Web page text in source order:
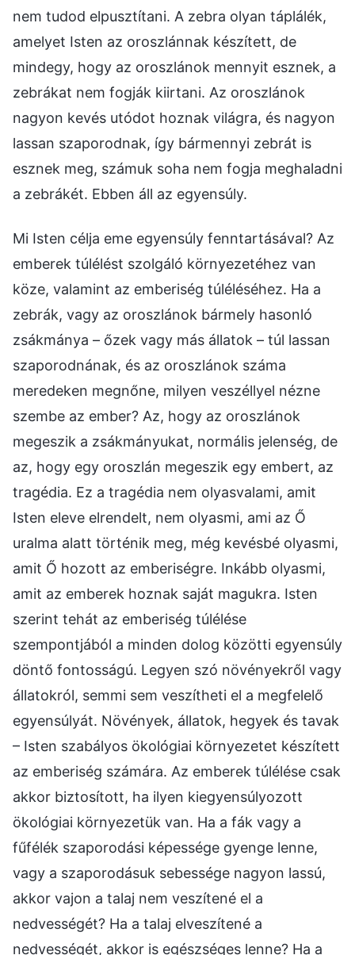
nem tudod elpusztítani. A zebra olyan táplálék,
amelyet Isten az oroszlánnak készített, de
mindegy, hogy az oroszlánok mennyit esznek, a
zebrákat nem fogják kiirtani. Az oroszlánok
nagyon kevés utódot hoznak világra, és nagyon
lassan szaporodnak, így bármennyi zebrát is
esznek meg, számuk soha nem fogja meghaladni
a zebrákét. Ebben áll az egyensúly.
Mi Isten célja eme egyensúly fenntartásával? Az
emberek túlélést szolgáló környezetéhez van
köze, valamint az emberiség túléléséhez. Ha a
zebrák, vagy az oroszlánok bármely hasonló
zsákmánya – őzek vagy más állatok – túl lassan
szaporodnának, és az oroszlánok száma
meredeken megnőne, milyen veszéllyel nézne
szembe az ember? Az, hogy az oroszlánok
megeszik a zsákmányukat, normális jelenség, de
az, hogy egy oroszlán megeszik egy embert, az
tragédia. Ez a tragédia nem olyasvalami, amit
Isten eleve elrendelt, nem olyasmi, ami az Ő
uralma alatt történik meg, még kevésbé olyasmi,
amit Ő hozott az emberiségre. Inkább olyasmi,
amit az emberek hoznak saját magukra. Isten
szerint tehát az emberiség túlélése
szempontjából a minden dolog közötti egyensúly
döntő fontosságú. Legyen szó növényekről vagy
állatokról, semmi sem veszítheti el a megfelelő
egyensúlyát. Növények, állatok, hegyek és tavak
– Isten szabályos ökológiai környezetet készített
az emberiség számára. Az emberek túlélése csak
akkor biztosított, ha ilyen kiegyensúlyozott
ökológiai környezetük van. Ha a fák vagy a
fűfélék szaporodási képessége gyenge lenne,
vagy a szaporodásuk sebessége nagyon lassú,
akkor vajon a talaj nem veszítené el a
nedvességét? Ha a talaj elveszítené a
nedvességét, akkor is egészséges lenne? Ha a